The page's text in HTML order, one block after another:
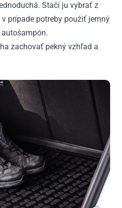
Stačí ju vybrať z
prípade potreby použiť jemný
zachovať pekný vzhľad a